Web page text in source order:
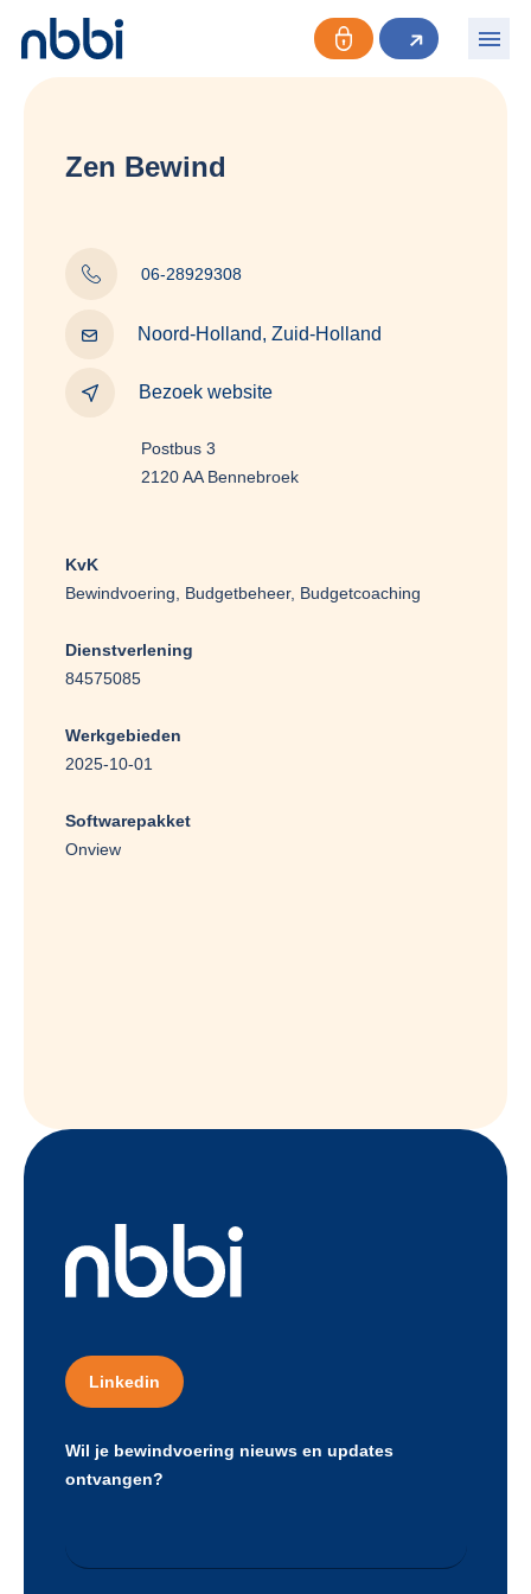
Zen Bewind
06-28929308
Noord-Holland, Zuid-Holland
Bezoek website
Postbus 3
2120 AA Bennebroek
KvK
Bewindvoering, Budgetbeheer, Budgetcoaching
Dienstverlening
84575085
Werkgebieden
2025-10-01
Softwarepakket
Onview
Linkedin
Wil je bewindvoering nieuws en updates
ontvangen?